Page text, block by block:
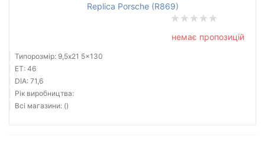
Replica Porsche (R869)
немає пропозицій
Типорозмір: 9,5x21 5x130
ET: 46
DIA: 71,6
Рік виробництва:
Всі магазини: ()